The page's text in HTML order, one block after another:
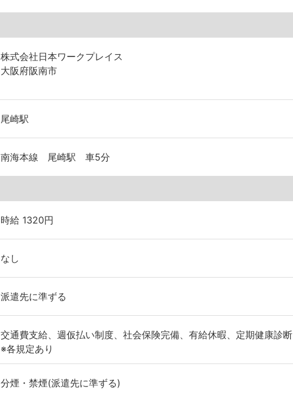
株式会社日本ワークプレイス
大阪府阪南市
尾崎駅
南海本線 尾崎駅 車5分
時給 1320円
なし
派遣先に準ずる
交通費支給、週仮払い制度、社会保険完備、有給休暇、定期健康診断
※各規定あり
分煙・禁煙(派遣先に準ずる)